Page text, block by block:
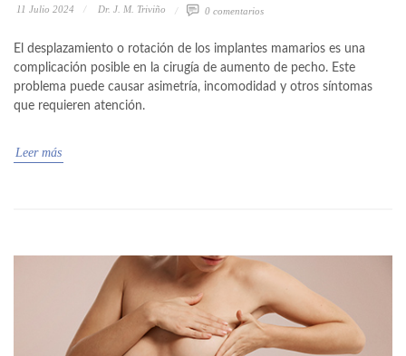
11 Julio 2024 Dr. J. M. Triviño 0 comentarios
El desplazamiento o rotación de los implantes mamarios es una
complicación posible en la cirugía de aumento de pecho. Este
problema puede causar asimetría, incomodidad y otros síntomas
que requieren atención.
Leer más